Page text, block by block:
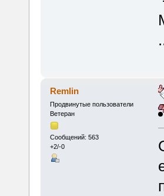
Remlin
Продвинутые пользователи
Ветеран
Сообщений: 563
+2/-0